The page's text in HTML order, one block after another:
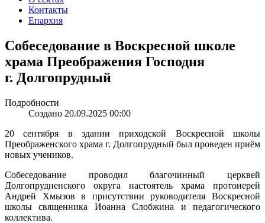
Контакты
Епархия
Собеседование в Воскресной школе
храма Преображения Господня
г. Долгопрудный
Подробности
Создано 20.09.2025 00:00
20 сентября в здании приходской Воскресной школы
Преображенского храма г. Долгопрудный был проведен приём
новых учеников.
Собеседование проводил благочинный церквей
Долгопрудненского округа настоятель храма протоиерей
Андрей Хмызов в присутствии руководителя Воскресной
школы священника Иоанна Слобжина и педагогического
коллектива.